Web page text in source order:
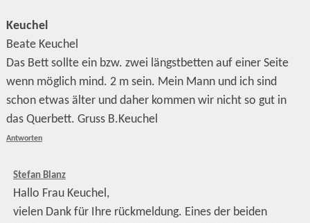
Keuchel
Beate Keuchel
Das Bett sollte ein bzw. zwei längstbetten auf einer Seite
wenn möglich mind. 2 m sein. Mein Mann und ich sind
schon etwas älter und daher kommen wir nicht so gut in
das Querbett. Gruss B.Keuchel
Antworten
Stefan Blanz
Hallo Frau Keuchel,
vielen Dank für Ihre rückmeldung. Eines der beiden